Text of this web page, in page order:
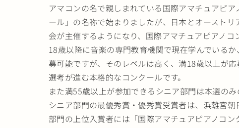
アマコンの名で親しまれている国際アマチュアピ
ール」の名称で始まりましたが、日本とオースト
会が主催するようになり、国際アマチュアピアノコ
18歳以降に音楽の専門教育機関で現在学んでいる
募可能ですが、そのレベルは高く、満18歳以上が
選考が進む本格的なコンクールです。
また満55歳以上が参加できるシニア部門は本選のみ
シニア部門の最優秀賞・優秀賞受賞者は、浜離宮
部門の上位入賞者には「国際アマチュアピアノコ